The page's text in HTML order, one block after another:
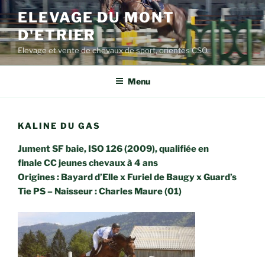
Aller
au
contenu
principal
ELEVAGE DU MONT
D'ETRIER
Elevage et vente de chevaux de sport, orientés CSO.
Menu
KALINE DU GAS
Jument SF baie, ISO 126 (2009), qualifiée en
finale CC jeunes chevaux à 4 ans
Origines : Bayard d’Elle x Furiel de Baugy x Guard’s
Tie PS – Naisseur : Charles Maure (01)